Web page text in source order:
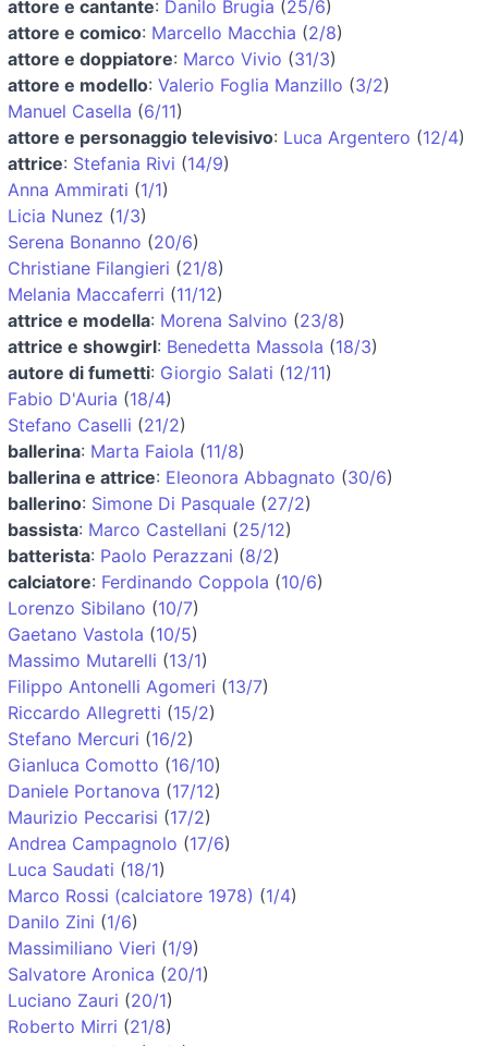
attore e cantante: Danilo Brugia (25/6)
attore e comico: Marcello Macchia (2/8)
attore e doppiatore: Marco Vivio (31/3)
attore e modello: Valerio Foglia Manzillo (3/2)
Manuel Casella (6/11)
attore e personaggio televisivo: Luca Argentero (12/4)
attrice: Stefania Rivi (14/9)
Anna Ammirati (1/1)
Licia Nunez (1/3)
Serena Bonanno (20/6)
Christiane Filangieri (21/8)
Melania Maccaferri (11/12)
attrice e modella: Morena Salvino (23/8)
attrice e showgirl: Benedetta Massola (18/3)
autore di fumetti: Giorgio Salati (12/11)
Fabio D'Auria (18/4)
Stefano Caselli (21/2)
ballerina: Marta Faiola (11/8)
ballerina e attrice: Eleonora Abbagnato (30/6)
ballerino: Simone Di Pasquale (27/2)
bassista: Marco Castellani (25/12)
batterista: Paolo Perazzani (8/2)
calciatore: Ferdinando Coppola (10/6)
Lorenzo Sibilano (10/7)
Gaetano Vastola (10/5)
Massimo Mutarelli (13/1)
Filippo Antonelli Agomeri (13/7)
Riccardo Allegretti (15/2)
Stefano Mercuri (16/2)
Gianluca Comotto (16/10)
Daniele Portanova (17/12)
Maurizio Peccarisi (17/2)
Andrea Campagnolo (17/6)
Luca Saudati (18/1)
Marco Rossi (calciatore 1978) (1/4)
Danilo Zini (1/6)
Massimiliano Vieri (1/9)
Salvatore Aronica (20/1)
Luciano Zauri (20/1)
Roberto Mirri (21/8)